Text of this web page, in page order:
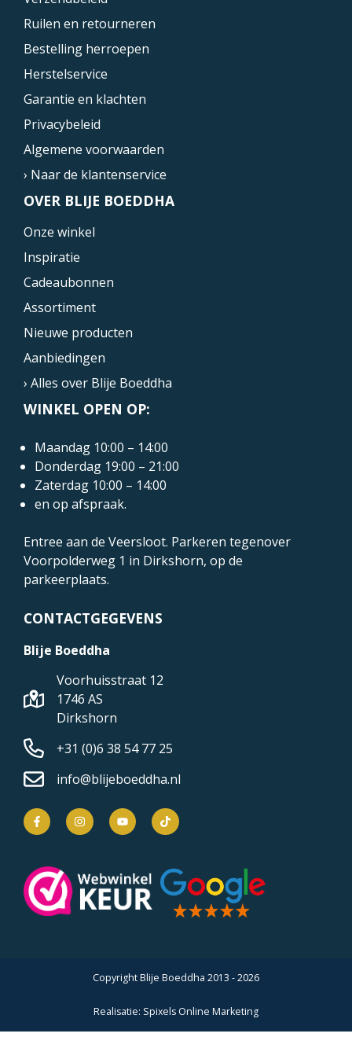
Ruilen en retourneren
Bestelling herroepen
Herstelservice
Garantie en klachten
Privacybeleid
Algemene voorwaarden
› Naar de klantenservice
OVER BLIJE BOEDDHA
Onze winkel
Inspiratie
Cadeaubonnen
Assortiment
Nieuwe producten
Aanbiedingen
› Alles over Blije Boeddha
WINKEL OPEN OP:
Maandag 10:00 – 14:00
Donderdag 19:00 – 21:00
Zaterdag 10:00 – 14:00
en op afspraak.
Entree aan de Veersloot. Parkeren tegenover
Voorpolderweg 1 in Dirkshorn, op de
parkeerplaats.
CONTACTGEGEVENS
Blije Boeddha
Voorhuisstraat 12
1746 AS
Dirkshorn
+31 (0)6 38 54 77 25
info@blijeboeddha.nl
Copyright Blije Boeddha 2013 - 2026
Realisatie: Spixels Online Marketing